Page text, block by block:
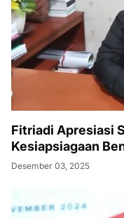
Fitriadi Apresiasi
Kesiapsiagaan
Desember 03, 2025